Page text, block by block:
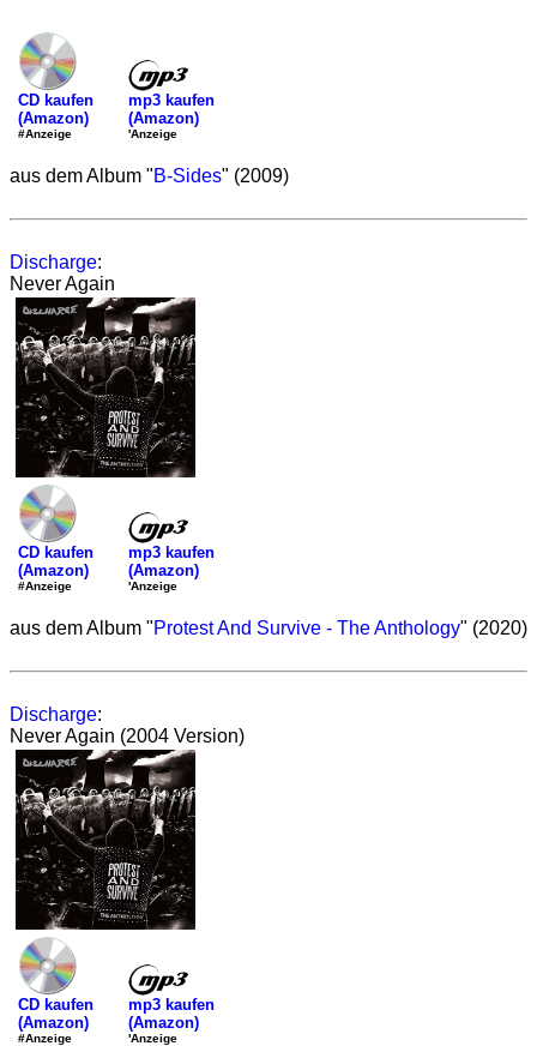
CD kaufen
(Amazon)
#Anzeige
mp3 kaufen
(Amazon)
'Anzeige
aus dem Album "B-Sides" (2009)
Discharge:
Never Again
CD kaufen
(Amazon)
#Anzeige
mp3 kaufen
(Amazon)
'Anzeige
aus dem Album "Protest And Survive - The Anthology" (2020)
Discharge:
Never Again (2004 Version)
CD kaufen
(Amazon)
#Anzeige
mp3 kaufen
(Amazon)
'Anzeige